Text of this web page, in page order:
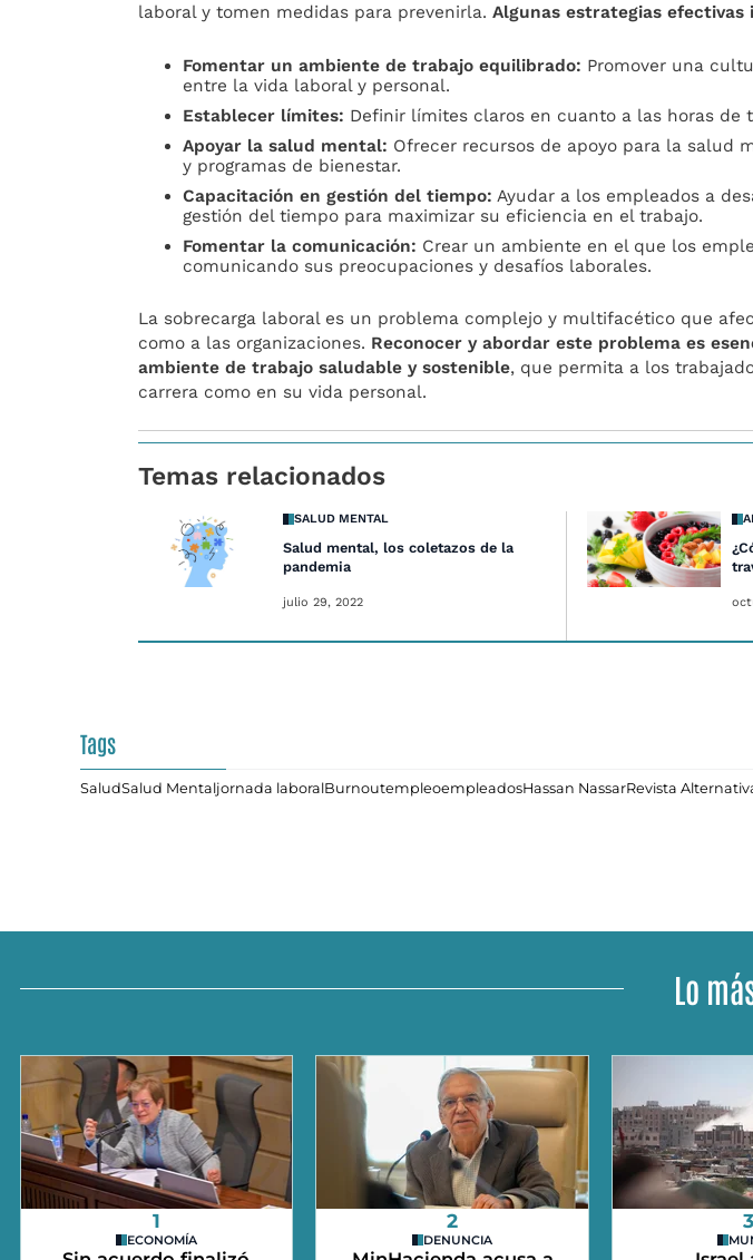
laboral y tomen medidas para prevenirla. Algunas estrategias efectivas
Fomentar un ambiente de trabajo equilibrado: Promover una
entre la vida laboral y personal.
Establecer límites: Definir límites claros en cuanto a las horas de
Apoyar la salud mental: Ofrecer recursos de apoyo para la salud
y programas de bienestar.
Capacitación en gestión del tiempo: Ayudar a los empleados a
gestión del tiempo para maximizar su eficiencia en el trabajo.
Fomentar la comunicación: Crear un ambiente en el que los
comunicando sus preocupaciones y desafíos laborales.
La sobrecarga laboral es un problema complejo y multifacético que
como a las organizaciones. Reconocer y abordar este problema es
ambiente de trabajo saludable y sostenible, que permita a los
carrera como en su vida personal.
Temas relacionados
SALUD MENTAL
Salud mental, los coletazos de la
pandemia
julio 29, 2022
Tags
SaludSalud Mentaljornada laboralBurnoutempleoempleadosHassan NassarRevista
Lo
1
ECONOMÍA
2
DENUNCIA
3